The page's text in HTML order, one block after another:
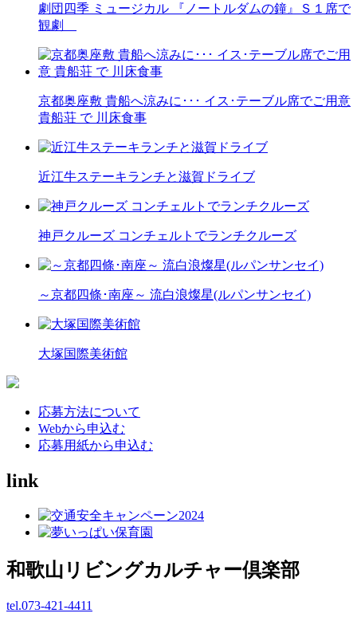
劇団四季 ミュージカル 『ノートルダムの鐘』Ｓ１席で
観劇
京都奥座敷 貴船へ涼みに･･･ イス･テーブル席でご用意
貴船荘 で 川床食事
近江牛ステーキランチと滋賀ドライブ
神戸クルーズ コンチェルトでランチクルーズ
～京都四條･南座～ 流白浪燦星(ルパンサンセイ)
大塚国際美術館
応募方法について
Webから申込む
応募用紙から申込む
link
和歌山リビングカルチャー倶楽部
tel.073-421-4411